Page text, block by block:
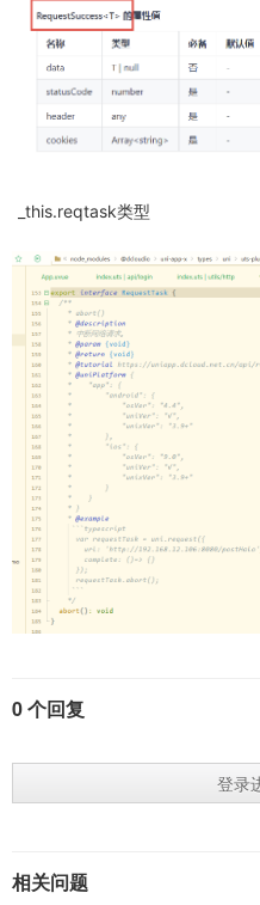
_this.reqtask类型
0 个回复
登录
相关问题